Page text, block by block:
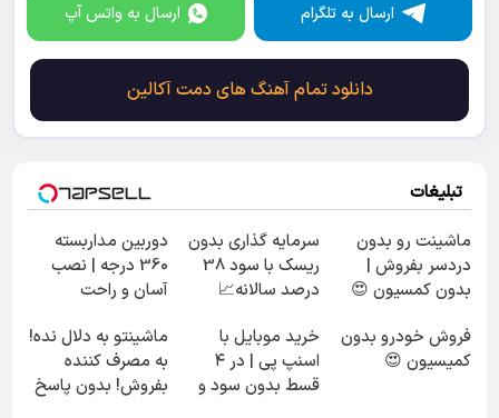
ارسال به تلگرام ارسال به واتس آپ
دانلود تمام آهنگ های دمت آکالین
تبلیغات
ماشینت رو بدون
دردسر بفروش |
بدون کمسیون 😍
سرمایه گذاری بدون
ریسک با سود 38
درصد سالانه📈
دوربین مداربسته
360 درجه | نصب
آسان و راحت
فروش خودرو بدون
کمیسیون 😍
خرید موبایل با
اسنپ پی | در ۴
قسط بدون سود و
ماشینتو به دلال نده!
به مصرف کننده
بفروش! بدون پاسخ